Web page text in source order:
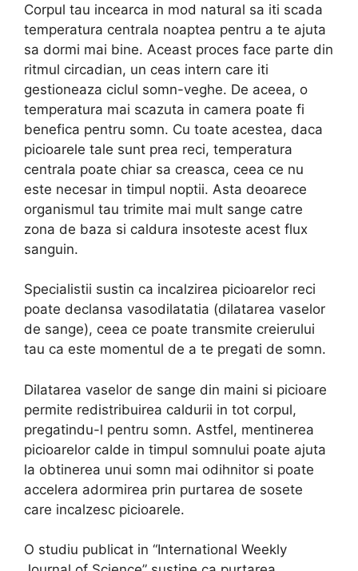
Corpul tau incearca in mod natural sa iti scada
temperatura centrala noaptea pentru a te ajuta
sa dormi mai bine. Aceast proces face parte din
ritmul circadian, un ceas intern care iti
gestioneaza ciclul somn-veghe. De aceea, o
temperatura mai scazuta in camera poate fi
benefica pentru somn. Cu toate acestea, daca
picioarele tale sunt prea reci, temperatura
centrala poate chiar sa creasca, ceea ce nu
este necesar in timpul noptii. Asta deoarece
organismul tau trimite mai mult sange catre
zona de baza si caldura insoteste acest flux
sanguin.
Specialistii sustin ca incalzirea picioarelor reci
poate declansa vasodilatatia (dilatarea vaselor
de sange), ceea ce poate transmite creierului
tau ca este momentul de a te pregati de somn.
Dilatarea vaselor de sange din maini si picioare
permite redistribuirea caldurii in tot corpul,
pregatindu-l pentru somn. Astfel, mentinerea
picioarelor calde in timpul somnului poate ajuta
la obtinerea unui somn mai odihnitor si poate
accelera adormirea prin purtarea de sosete
care incalzesc picioarele.
O studiu publicat in “International Weekly